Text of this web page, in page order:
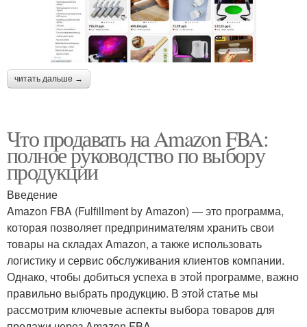
читать дальше →
Что продавать на Amazon FBA:
полное руководство по выбору
продукции
Введение
Amazon FBA (Fulfillment by Amazon) — это программа,
которая позволяет предпринимателям хранить свои
товары на складах Amazon, а также использовать
логистику и сервис обслуживания клиентов компании.
Однако, чтобы добиться успеха в этой программе, важно
правильно выбрать продукцию. В этой статье мы
рассмотрим ключевые аспекты выбора товаров для